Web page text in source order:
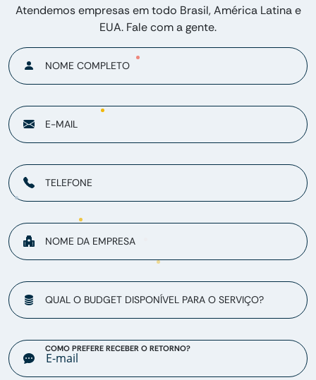
Atendemos empresas em todo Brasil, América Latina e
EUA. Fale com a gente.
NOME COMPLETO
E-MAIL
TELEFONE
NOME DA EMPRESA
QUAL O BUDGET DISPONÍVEL PARA O SERVIÇO?
COMO PREFERE RECEBER O RETORNO?